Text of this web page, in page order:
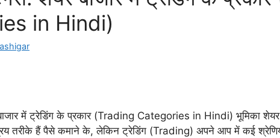
in Hindi)
में ट्रेडिंग के प्रकार (Trading Categories in Hindi) भूमिका शेयर
तरीके हैं पैसे कमाने के, लेकिन ट्रेडिंग (Trading) अपने आप में कई